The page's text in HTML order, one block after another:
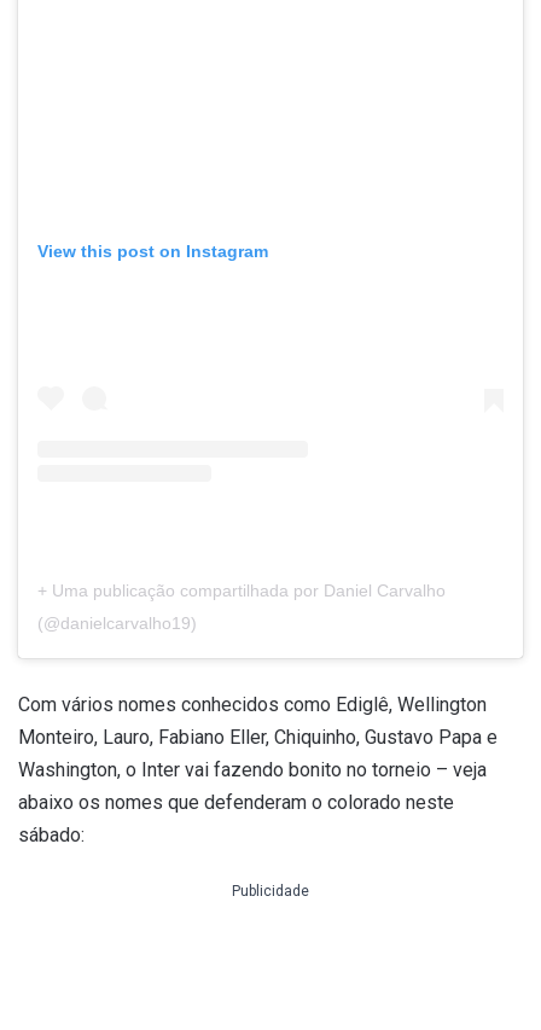
View this post on Instagram
+ Uma publicação compartilhada por Daniel Carvalho
(@danielcarvalho19)
Com vários nomes conhecidos como Ediglê, Wellington
Monteiro, Lauro, Fabiano Eller, Chiquinho, Gustavo Papa e
Washington, o Inter vai fazendo bonito no torneio – veja
abaixo os nomes que defenderam o colorado neste
sábado:
Publicidade